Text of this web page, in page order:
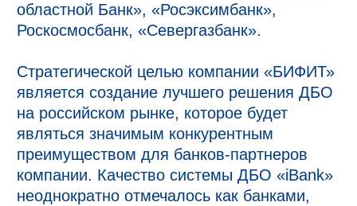
областной Банк», «Росэксимбанк»,
Роскосмосбанк, «Севергазбанк».
Стратегической целью компании «БИФИТ»
является создание лучшего решения ДБО
на российском рынке, которое будет
являться значимым конкурентным
преимуществом для банков-партнеров
компании. Качество системы ДБО «iBank»
неоднократно отмечалось как банками,